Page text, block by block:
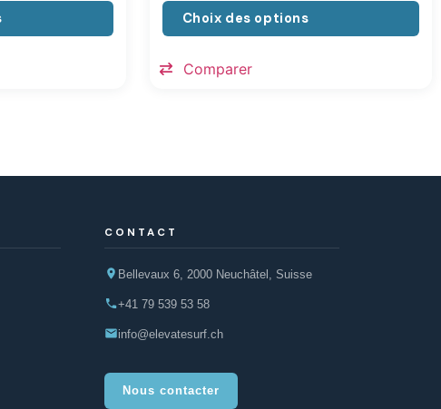
Choix des options
Comparer
CONTACT
Bellevaux 6, 2000 Neuchâtel, Suisse
+41 79 539 53 58
info@elevatesurf.ch
Nous contacter